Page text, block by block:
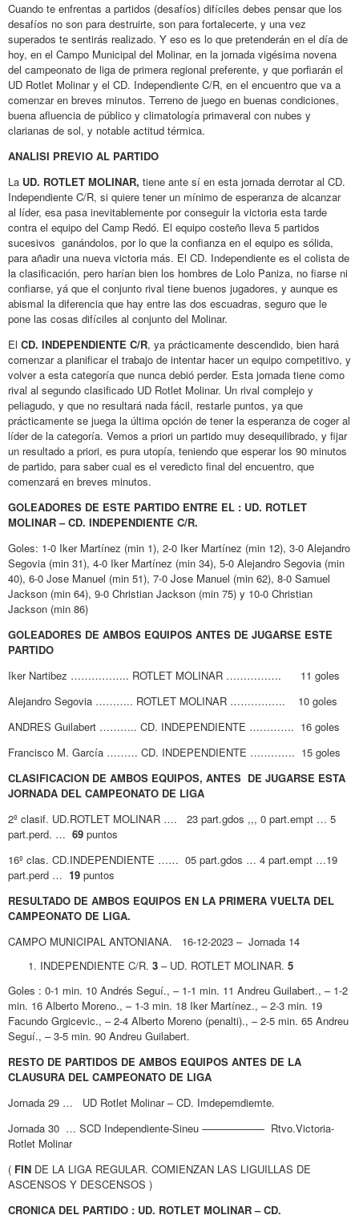
Cuando te enfrentas a partidos (desafíos) difíciles debes pensar que los
desafíos no son para destruirte, son para fortalecerte, y una vez
superados te sentirás realizado. Y eso es lo que pretenderán en el día de
hoy, en el Campo Municipal del Molinar, en la jornada vigésima novena
del campeonato de liga de primera regional preferente, y que porfiarán el
UD Rotlet Molinar y el CD. Independiente C/R, en el encuentro que va a
comenzar en breves minutos. Terreno de juego en buenas condiciones,
buena afluencia de público y climatología primaveral con nubes y
clarianas de sol, y notable actitud térmica.
ANALISI PREVIO AL PARTIDO
La UD. ROTLET MOLINAR, tiene ante sí en esta jornada derrotar al CD.
Independiente C/R, si quiere tener un mínimo de esperanza de alcanzar
al líder, esa pasa inevitablemente por conseguir la victoria esta tarde
contra el equipo del Camp Redó. El equipo costeño lleva 5 partidos
sucesivos ganándolos, por lo que la confianza en el equipo es sólida,
para añadir una nueva victoria más. El CD. Independiente es el colista de
la clasificación, pero harían bien los hombres de Lolo Paniza, no fiarse ni
confiarse, yá que el conjunto rival tiene buenos jugadores, y aunque es
abismal la diferencia que hay entre las dos escuadras, seguro que le
pone las cosas difíciles al conjunto del Molinar.
El CD. INDEPENDIENTE C/R, ya prácticamente descendido, bien hará
comenzar a planificar el trabajo de intentar hacer un equipo competitivo, y
volver a esta categoría que nunca debió perder. Esta jornada tiene como
rival al segundo clasificado UD Rotlet Molinar. Un rival complejo y
peliagudo, y que no resultará nada fácil, restarle puntos, ya que
prácticamente se juega la última opción de tener la esperanza de coger al
líder de la categoría. Vemos a priori un partido muy desequilibrado, y fijar
un resultado a priori, es pura utopía, teniendo que esperar los 90 minutos
de partido, para saber cual es el veredicto final del encuentro, que
comenzará en breves minutos.
GOLEADORES DE ESTE PARTIDO ENTRE EL : UD. ROTLET
MOLINAR – CD. INDEPENDIENTE C/R.
Goles: 1-0 Iker Martínez (min 1), 2-0 Iker Martínez (min 12), 3-0 Alejandro
Segovia (min 31), 4-0 Iker Martínez (min 34), 5-0 Alejandro Segovia (min
40), 6-0 Jose Manuel (min 51), 7-0 Jose Manuel (min 62), 8-0 Samuel
Jackson (min 64), 9-0 Christian Jackson (min 75) y 10-0 Christian
Jackson (min 86)
GOLEADORES DE AMBOS EQUIPOS ANTES DE JUGARSE ESTE
PARTIDO
Iker Nartibez …………….. ROTLET MOLINAR ……………. 11 goles
Alejandro Segovia ……….. ROTLET MOLINAR ……………. 10 goles
ANDRES Guilabert ……….. CD. INDEPENDIENTE …………. 16 goles
Francisco M. García ……… CD. INDEPENDIENTE …………. 15 goles
CLASIFICACION DE AMBOS EQUIPOS, ANTES DE JUGARSE ESTA
JORNADA DEL CAMPEONATO DE LIGA
2º clasif. UD.ROTLET MOLINAR …. 23 part.gdos ,,, 0 part.empt … 5
part.perd. … 69 puntos
16º clas. CD.INDEPENDIENTE …… 05 part.gdos … 4 part.empt …19
part.perd … 19 puntos
RESULTADO DE AMBOS EQUIPOS EN LA PRIMERA VUELTA DEL
CAMPEONATO DE LIGA.
CAMPO MUNICIPAL ANTONIANA. 16-12-2023 – Jornada 14
INDEPENDIENTE C/R. 3 – UD. ROTLET MOLINAR. 5
Goles : 0-1 min. 10 Andrés Seguí., – 1-1 min. 11 Andreu Guilabert., – 1-2
min. 16 Alberto Moreno., – 1-3 min. 18 Iker Martínez., – 2-3 min. 19
Facundo Grgicevic., – 2-4 Alberto Moreno (penalti)., – 2-5 min. 65 Andreu
Seguí., – 3-5 min. 90 Andreu Guilabert.
RESTO DE PARTIDOS DE AMBOS EQUIPOS ANTES DE LA
CLAUSURA DEL CAMPEONATO DE LIGA
Jornada 29 … UD Rotlet Molinar – CD. Imdepemdiemte.
Jornada 30 … SCD Independiente-Sineu —————— Rtvo.Victoria-
Rotlet Molinar
( FIN DE LA LIGA REGULAR. COMIENZAN LAS LIGUILLAS DE
ASCENSOS Y DESCENSOS )
CRONICA DEL PARTIDO : UD. ROTLET MOLINAR – CD.